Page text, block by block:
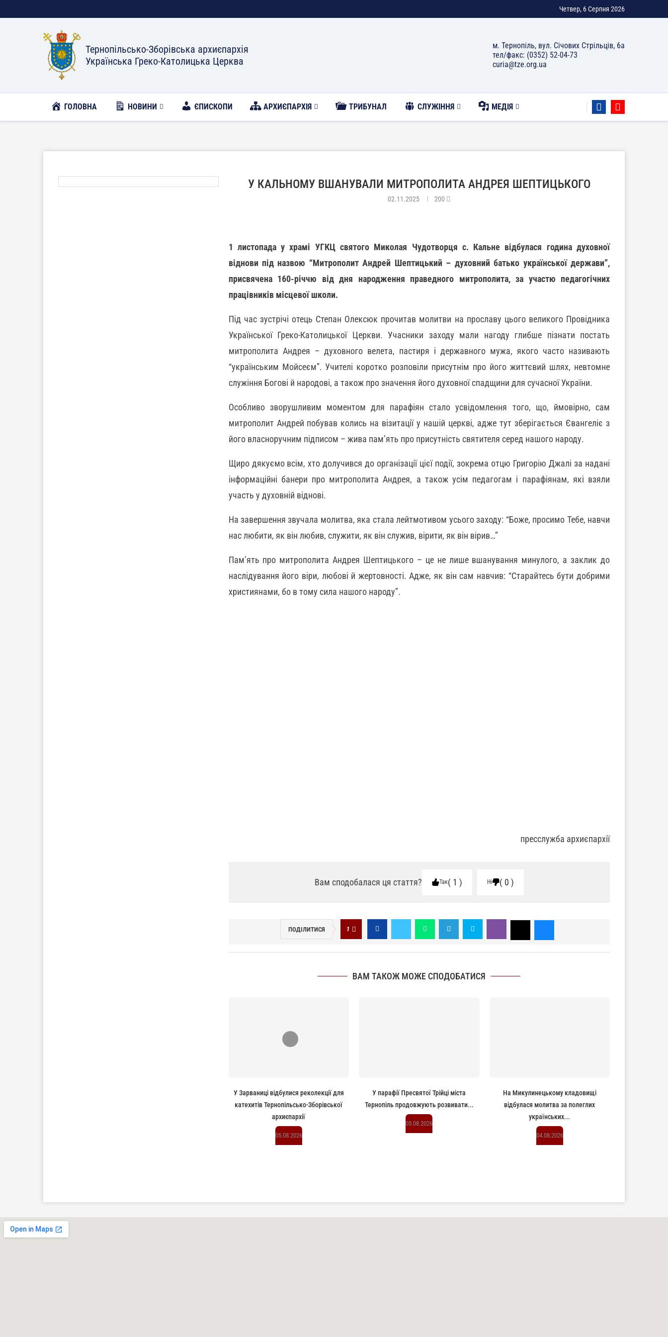
Четвер, 6 Серпня 2026
Тернопільсько-Зборівська архиєпархія
Українська Греко-Католицька Церква
м. Тернопіль, вул. Січових Стрільців, 6а
тел/факс: (0352) 52-04-73
curia@tze.org.ua
ГОЛОВНА НОВИНИ ЄПИСКОПИ АРХИЄПАРХІЯ ТРИБУНАЛ CЛУЖІННЯ МЕДІЯ
У КАЛЬНОМУ ВШАНУВАЛИ МИТРОПОЛИТА АНДРЕЯ ШЕПТИЦЬКОГО
02.11.2025 200
1 листопада у храмі УГКЦ святого Миколая Чудотворця с. Кальне відбулася година духовної
віднови під назвою “Митрополит Андрей Шептицький – духовний батько української держави”,
присвячена 160-річчю від дня народження праведного митрополита, за участю педагогічних
працівників місцевої школи.
Під час зустрічі отець Степан Олексюк прочитав молитви на прославу цього великого Провідника
Української Греко-Католицької Церкви. Учасники заходу мали нагоду глибше пізнати постать
митрополита Андрея – духовного велета, пастиря і державного мужа, якого часто називають
“українським Мойсеєм”. Учителі коротко розповіли присутнім про його життєвий шлях, невтомне
служіння Богові й народові, а також про значення його духовної спадщини для сучасної України.
Особливо зворушливим моментом для парафіян стало усвідомлення того, що, ймовірно, сам
митрополит Андрей побував колись на візитації у нашій церкві, адже тут зберігається Євангеліє з
його власноручним підписом – жива пам’ять про присутність святителя серед нашого народу.
Щиро дякуємо всім, хто долучився до організації цієї події, зокрема отцю Григорію Джалі за надані
інформаційні банери про митрополита Андрея, а також усім педагогам і парафіянам, які взяли
участь у духовній віднові.
На завершення звучала молитва, яка стала лейтмотивом усього заходу: “Боже, просимо Тебе, навчи
нас любити, як він любив, служити, як він служив, вірити, як він вірив…”
Пам’ять про митрополита Андрея Шептицького – це не лише вшанування минулого, а заклик до
наслідування його віри, любові й жертовності. Адже, як він сам навчив: “Старайтесь бути добрими
християнами, бо в тому сила нашого народу”.
пресслужба архиєпархії
Вам сподобалася ця стаття? Так 1 Ні 0
ПОДІЛИТИСЯ 1
ВАМ ТАКОЖ МОЖЕ СПОДОБАТИСЯ
У Зарваниці відбулися реколекції для
катехитів Тернопільсько-Зборівської
архиєпархії
05.08.2026
У парафії Пресвятої Трійці міста
Тернопіль продовжують розвивати...
05.08.2026
На Микулинецькому кладовищі
відбулася молитва за полеглих
українських...
04.08.2026